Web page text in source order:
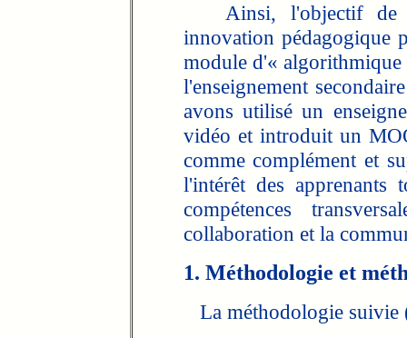
Ainsi, l'objectif de
innovation pédagogique
module d'«
l'enseignement
avons utilisé un
vidéo et introduit un
comme complément et
l'intérêt des apprenants
compétences
collaboration et la
1. Méthodologie et
La méthodologie suivie